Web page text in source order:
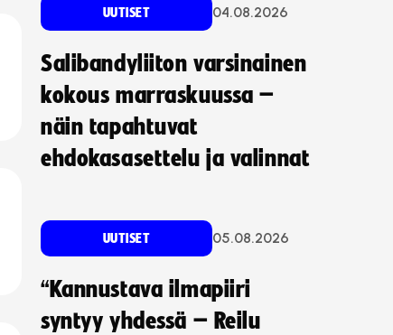
UUTISET 04.08.2026
Salibandyliiton varsinainen
kokous marraskuussa –
näin tapahtuvat
ehdokasasettelu ja valinnat
UUTISET 05.08.2026
“Kannustava ilmapiiri
syntyy yhdessä – Reilu